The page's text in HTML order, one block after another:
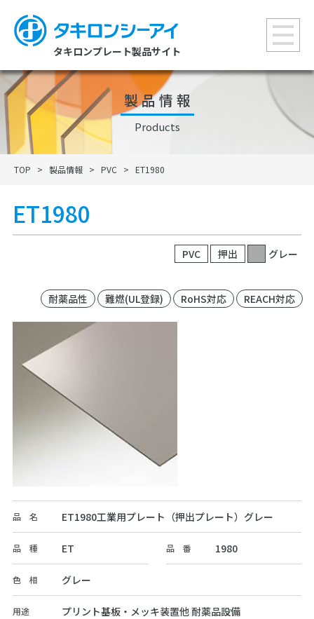
タキロンプレート製品サイト
製品情報
Products
TOP > 製品情報 > PVC > ET1980
ET1980
PVC 押出 グレー
耐薬品性 難燃(UL登録) RoHS対応 REACH対応
品 名 ET1980工業用プレート（押出プレート）グレー
品 種 ET 品 番 1980
色 相 グレー
用途 プリント基板・メッキ装置他 耐薬品設備